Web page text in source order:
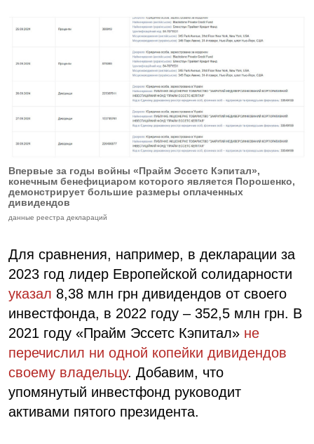
Впервые за годы войны «Прайм Эссетс Кэпитал»,
конечным бенефициаром которого является Порошенко,
демонстрирует большие размеры оплаченных
дивидендов
данные реестра деклараций
Для сравнения, например, в декларации за
2023 год лидер Европейской солидарности
указал 8,38 млн грн дивидендов от своего
инвестфонда, в 2022 году – 352,5 млн грн. В
2021 году «Прайм Эссетс Кэпитал» не
перечислил ни одной копейки дивидендов
своему владельцу. Добавим, что
упомянутый инвестфонд руководит
активами пятого президента.